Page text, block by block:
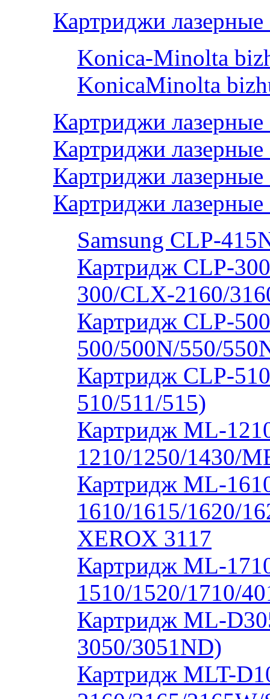
Картриджи
Konica-Minolta
KonicaMinolta
Картриджи
Картриджи лазерные
Картриджи лазерные
Картриджи лазерные
Samsung CLP-
Картридж CLP-
300/CLX-2160/
Картридж CLP-
500/500N/550/
Картридж CLP-
510/511/515)
Картридж ML-
1210/1250/1430/
Картридж ML-
1610/1615/1620/
XEROX 3117
Картридж ML-
1510/1520/1710/
Картридж ML-
3050/3051ND)
Картридж MLT-